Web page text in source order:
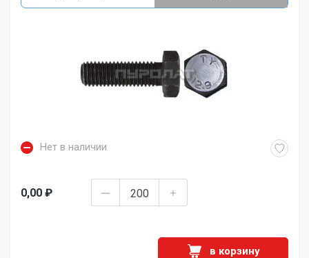
Нет в наличии
0,00 ₽
в корзину